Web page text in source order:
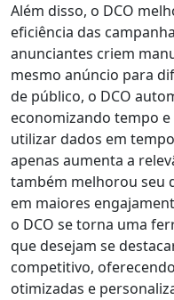
Além disso, o DCO
eficiência das
anunciantes criem
mesmo anúncio para
de público, o DCO
economizando tempo
utilizar dados em
apenas aumenta a
também melhorou seu
em maiores
o DCO se torna uma
que desejam se
competitivo,
otimizadas e